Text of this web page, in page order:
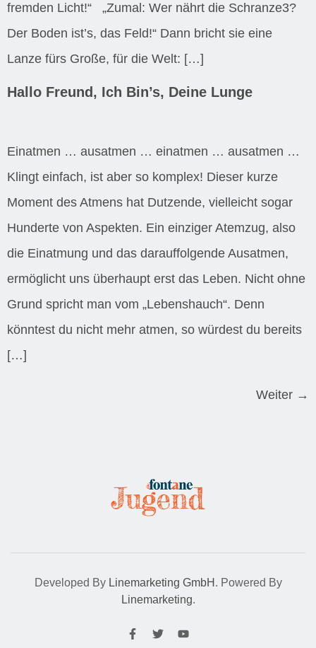
fremden Licht!“ „Zumal: Wer nährt die Schranze3?
Der Boden ist’s, das Feld!“ Dann bricht sie eine
Lanze fürs Große, für die Welt: […]
Hallo Freund, Ich Bin’s, Deine Lunge
Einatmen … ausatmen … einatmen … ausatmen …
Klingt einfach, ist aber so komplex! Dieser kurze
Moment des Atmens hat Dutzende, vielleicht sogar
Hunderte von Aspekten. Ein einziger Atemzug, also
die Einatmung und das darauffolgende Ausatmen,
ermöglicht uns überhaupt erst das Leben. Nicht ohne
Grund spricht man vom „Lebenshauch“. Denn
könntest du nicht mehr atmen, so würdest du bereits
[…]
Weiter →
Developed By Linemarketing GmbH . Powered By
Linemarketing.